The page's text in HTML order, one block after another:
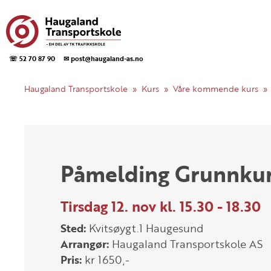
☏ 52 70 87 90 ✉ post@haugaland-as.no
Haugaland Transportskole Kurs Våre kommende kurs
Påmelding
Tirsdag 12. nov kl. 15.30 - 18.30
Sted: Kvitsøygt.1 Haugesund
Arrangør: Haugaland Transportskole AS
Pris: kr 1650,-